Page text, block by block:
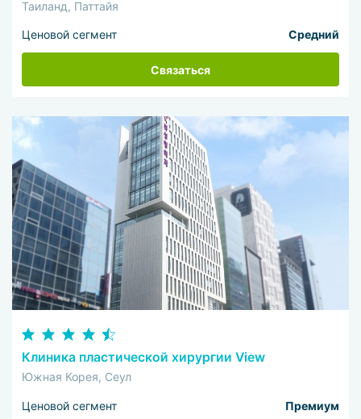
Таиланд, Паттайя
Ценовой сегмент Средний
Связаться
Клиника пластической хирургии View
Южная Корея, Сеул
Ценовой сегмент Премиум